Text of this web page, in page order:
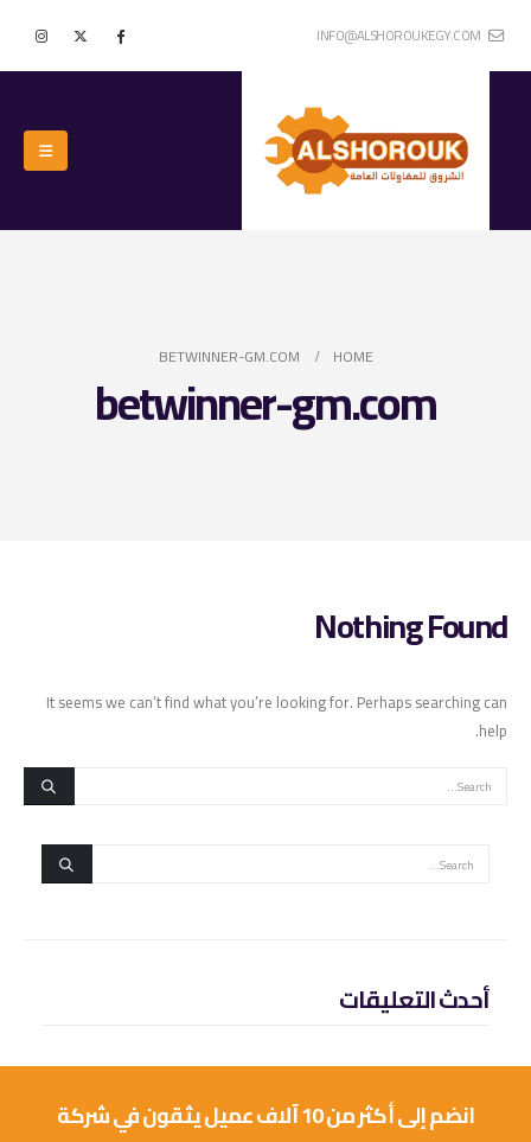
INFO@ALSHOROUKEGY.COM
HOME
BETWINNER-GM.COM
betwinner-gm.com
Nothing Found
It seems we can’t find what you’re looking for. Perhaps searching can
help.
أحدث التعليقات
انضم إلى أكثر من 10 آلاف عميل يثقون في شركة